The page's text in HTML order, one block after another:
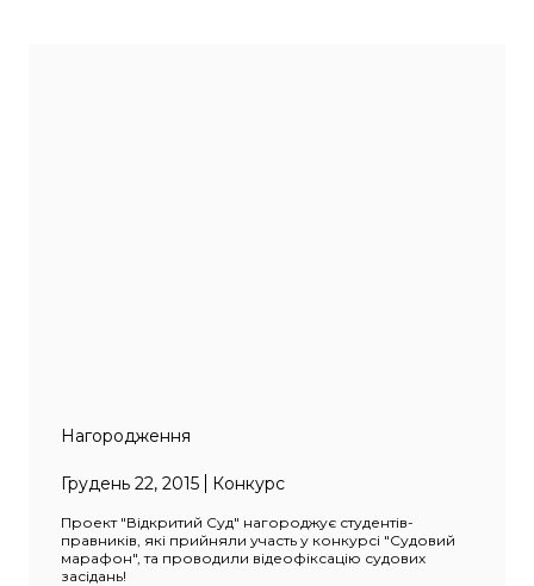
Нагородження
Грудень 22, 2015 Конкурс
Проект "Відкритий Суд" нагороджує студентів-
правників, які прийняли участь у конкурсі "Судовий
марафон", та проводили відеофіксацію судових
засідань!